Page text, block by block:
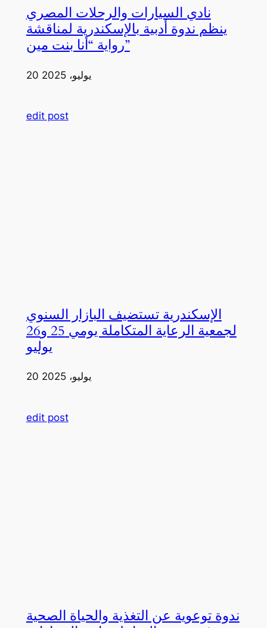
نادي السيارات والرحلات المصري
ينظم ندوة أدبية بالإسكندرية لمناقشة
رواية “أنا بنت مين”
20 يوليو، 2025
edit post
الإسكندرية تستضيف البازار السنوي
لجمعية الرعاية المتكاملة يومي 25 و26
يوليو
20 يوليو، 2025
edit post
ندوة توعوية عن التغذية والحياة الصحية